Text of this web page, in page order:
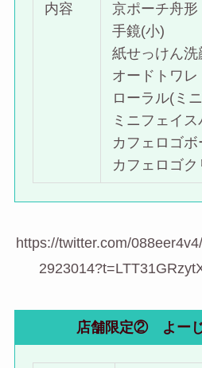
内容
京ポーチ舟形
手鏡(小)
紙せっけん洗
オードトワ
ローラル(ミ
ミニフェイ
カフェロゴボ
カフェロゴ
https://twitter.com/
店舗限定② よー